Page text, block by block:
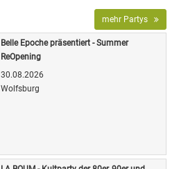
mehr Partys
Belle Epoche präsentiert - Summer
ReOpening
30.08.2026
Wolfsburg